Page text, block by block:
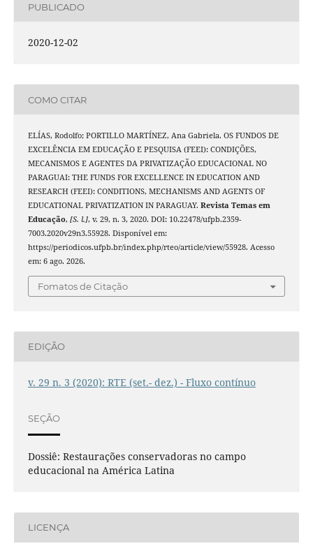
PUBLICADO
2020-12-02
COMO CITAR
ELÍAS, Rodolfo; PORTILLO MARTÍNEZ, Ana Gabriela. OS FUNDOS DE
EXCELÊNCIA EM EDUCAÇÃO E PESQUISA (FEEI): CONDIÇÕES,
MECANISMOS E AGENTES DA PRIVATIZAÇÃO EDUCACIONAL NO
PARAGUAI: THE FUNDS FOR EXCELLENCE IN EDUCATION AND
RESEARCH (FEEI): CONDITIONS, MECHANISMS AND AGENTS OF
EDUCATIONAL PRIVATIZATION IN PARAGUAY. Revista Temas em
Educação, [S. l.], v. 29, n. 3, 2020. DOI: 10.22478/ufpb.2359-
7003.2020v29n3.55928. Disponível em:
https://periodicos.ufpb.br/index.php/rteo/article/view/55928. Acesso
em: 6 ago. 2026.
Fomatos de Citação
EDIÇÃO
v. 29 n. 3 (2020): RTE (set.- dez.) - Fluxo contínuo
SEÇÃO
Dossiê: Restaurações conservadoras no campo
educacional na América Latina
LICENÇA